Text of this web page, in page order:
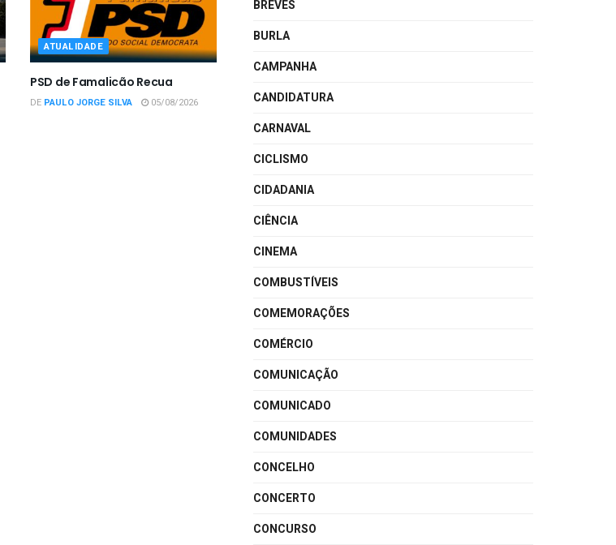
ATUALIDADE
PSD de Famalicão Recua
DE PAULO JORGE SILVA 05/08/2026
BREVES
BURLA
CAMPANHA
CANDIDATURA
CARNAVAL
CICLISMO
CIDADANIA
CIÊNCIA
CINEMA
COMBUSTÍVEIS
COMEMORAÇÕES
COMÉRCIO
COMUNICAÇÃO
COMUNICADO
COMUNIDADES
CONCELHO
CONCERTO
CONCURSO